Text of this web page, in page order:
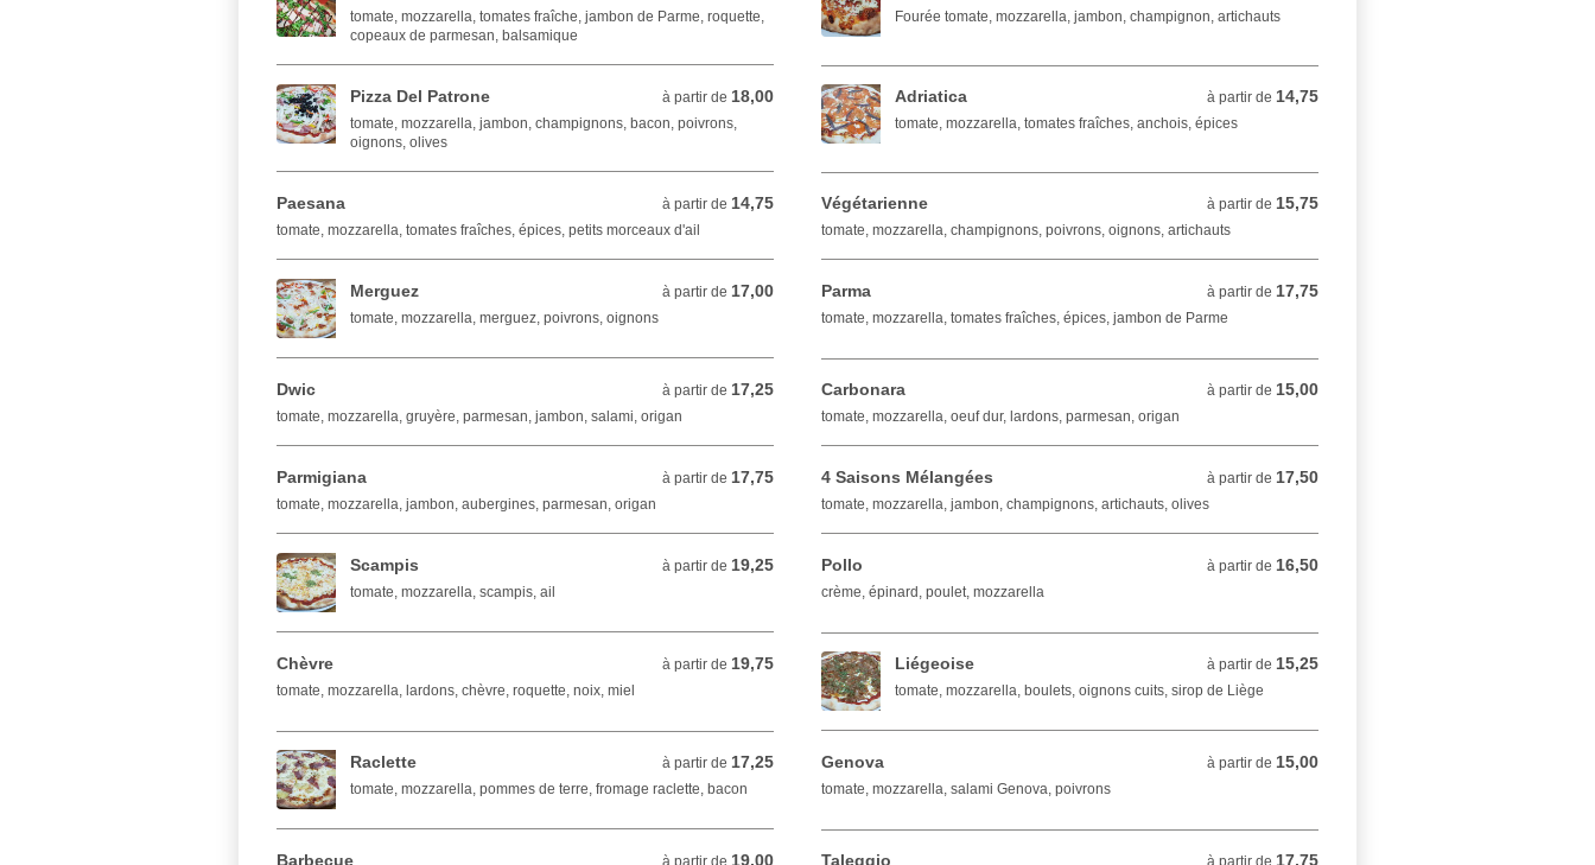
tomate, mozzarella, tomates fraîche, jambon de Parme, roquette,
copeaux de parmesan, balsamique
Fourée tomate, mozzarella, jambon, champignon, artichauts
Pizza Del Patrone à partir de 18,00
à partir de 18,00 EUR
tomate, mozzarella, jambon, champignons, bacon, poivrons,
oignons, olives
Adriatica à partir de 14,75
à partir de 14,75 EUR
tomate, mozzarella, tomates fraîches, anchois, épices
Paesana à partir de 14,75
à partir de 14,75 EUR
tomate, mozzarella, tomates fraîches, épices, petits morceaux d'ail
Végétarienne à partir de 15,75
à partir de 15,75 EUR
tomate, mozzarella, champignons, poivrons, oignons, artichauts
Merguez à partir de 17,00
à partir de 17,00 EUR
tomate, mozzarella, merguez, poivrons, oignons
Parma à partir de 17,75
à partir de 17,75 EUR
tomate, mozzarella, tomates fraîches, épices, jambon de Parme
Dwic à partir de 17,25
à partir de 17,25 EUR
tomate, mozzarella, gruyère, parmesan, jambon, salami, origan
Carbonara à partir de 15,00
à partir de 15,00 EUR
tomate, mozzarella, oeuf dur, lardons, parmesan, origan
Parmigiana à partir de 17,75
à partir de 17,75 EUR
tomate, mozzarella, jambon, aubergines, parmesan, origan
4 Saisons Mélangées à partir de 17,50
à partir de 17,50 EUR
tomate, mozzarella, jambon, champignons, artichauts, olives
Scampis à partir de 19,25
à partir de 19,25 EUR
tomate, mozzarella, scampis, ail
Pollo à partir de 16,50
à partir de 16,50 EUR
crème, épinard, poulet, mozzarella
Chèvre à partir de 19,75
à partir de 19,75 EUR
tomate, mozzarella, lardons, chèvre, roquette, noix, miel
Liégeoise à partir de 15,25
à partir de 15,25 EUR
tomate, mozzarella, boulets, oignons cuits, sirop de Liège
Raclette à partir de 17,25
à partir de 17,25 EUR
tomate, mozzarella, pommes de terre, fromage raclette, bacon
Genova à partir de 15,00
à partir de 15,00 EUR
tomate, mozzarella, salami Genova, poivrons
Barbecue à partir de 19,00
à partir de 19,00 EUR Taleggio à partir de 17,75
à partir de 17,75 EUR